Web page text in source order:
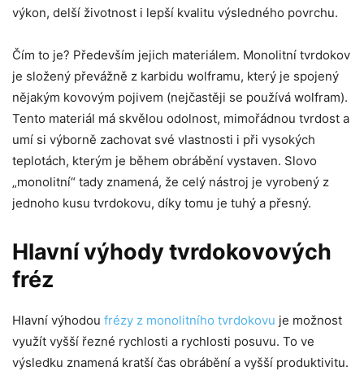
výkon, delší životnost i lepší kvalitu výsledného povrchu.
Čím to je? Především jejich materiálem. Monolitní tvrdokov
je složený převážně z karbidu wolframu, který je spojený
nějakým kovovým pojivem (nejčastěji se používá wolfram).
Tento materiál má skvělou odolnost, mimořádnou tvrdost a
umí si výborně zachovat své vlastnosti i při vysokých
teplotách, kterým je během obrábění vystaven. Slovo
„monolitní“ tady znamená, že celý nástroj je vyrobený z
jednoho kusu tvrdokovu, díky tomu je tuhý a přesný.
Hlavní výhody tvrdokovových
fréz
Hlavní výhodou frézy z monolitního tvrdokovu je možnost
využít vyšší řezné rychlosti a rychlosti posuvu. To ve
výsledku znamená kratší čas obrábění a vyšší produktivitu.